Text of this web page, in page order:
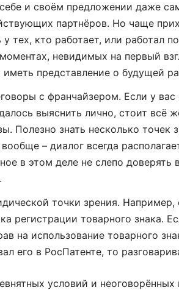
и своём предложении даже
партнёров. Но чаще
тех, кто работает, или работал
невидимых на первый
представление о будущей
с франчайзером. Если у вас
выяснить лично, стоит всё
Полезно знать несколько точек
– диалог всегда
в этом деле не слепо доверять
точки зрения.
регистрации товарного знака.
на использование товарного
его в РосПатенте, то
условий и